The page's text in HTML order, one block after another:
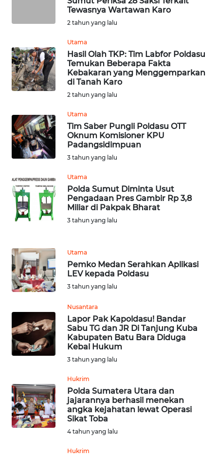
Tewasnya Wartawan Karo
2 tahun yang lalu
Utama
Hasil Olah TKP: Tim Labfor Poldasu
Temukan Beberapa Fakta
Kebakaran yang Menggemparkan
di Tanah Karo
2 tahun yang lalu
Utama
Tim Saber Pungli Poldasu OTT
Oknum Komisioner KPU
Padangsidimpuan
3 tahun yang lalu
Utama
Polda Sumut Diminta Usut
Pengadaan Pres Gambir Rp 3,8
Miliar di Pakpak Bharat
3 tahun yang lalu
Utama
Pemko Medan Serahkan Aplikasi
LEV kepada Poldasu
3 tahun yang lalu
Nusantara
Lapor Pak Kapoldasu! Bandar
Sabu TG dan JR Di Tanjung Kuba
Kabupaten Batu Bara Diduga
Kebal Hukum
3 tahun yang lalu
Hukrim
Polda Sumatera Utara dan
jajarannya berhasil menekan
angka kejahatan lewat Operasi
Sikat Toba
4 tahun yang lalu
Hukrim
WN
SULBAR
WN
BABEL
WN
SUMBAR
WN
WN
BENGKULU
WN
JATENG
WN
JOGJA
WN
BALI